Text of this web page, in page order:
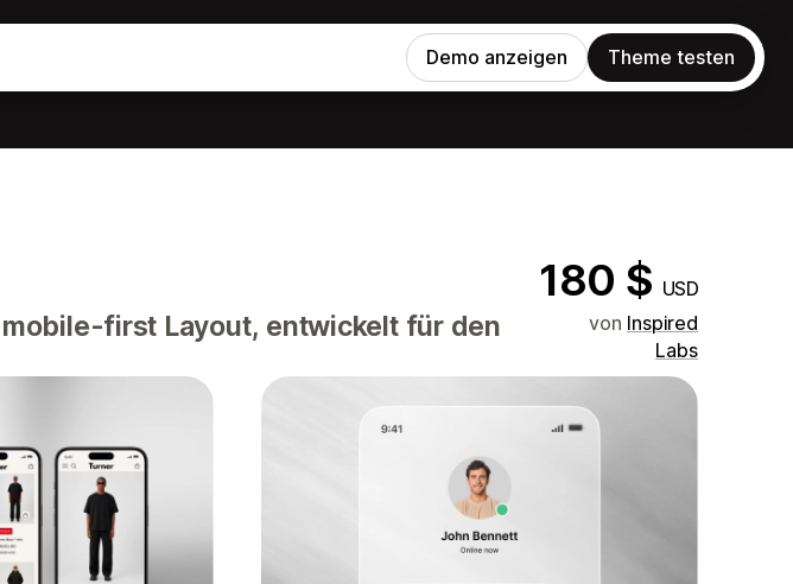
Demo anzeigen Theme testen
180 $ USD
first Layout, entwickelt für den
von Inspired
Labs